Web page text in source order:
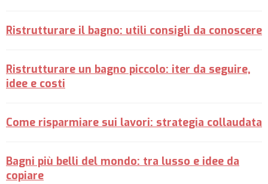
Ristrutturare il bagno: utili consigli da conoscere
Ristrutturare un bagno piccolo: iter da seguire,
idee e costi
Come risparmiare sui lavori: strategia collaudata
Bagni più belli del mondo: tra lusso e idee da
copiare